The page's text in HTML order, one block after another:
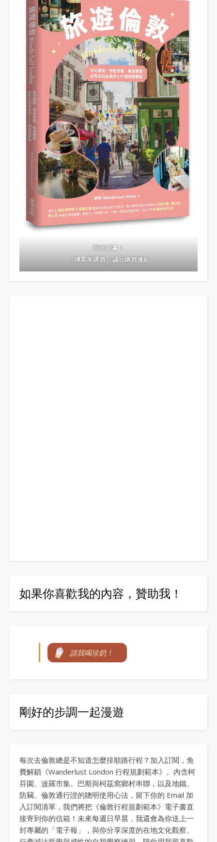
我的新書！
｜博客來購買｜誠品購買連結
如果你喜歡我的內容，贊助我！
請我喝珍奶！
剛好的步調一起漫遊
每次去倫敦總是不知道怎麼排順路行程？加入訂閱，免
費解鎖《Wanderlust London 行程規劃範本》。內含柯
芬園、波羅市集、巴斯與柯茲窩鄉村串聯，以及地鐵、
防竊、倫敦通行證的聰明使用心法，留下你的 Email 加
入訂閱清單，我們將把《倫敦行程規劃範本》電子書直
接寄到你的信箱！未來每週日早晨，我還會為你送上一
封專屬的「電子報」，與你分享深度的在地文化觀察、